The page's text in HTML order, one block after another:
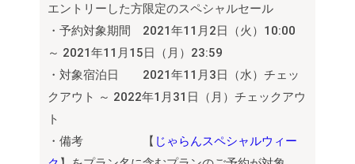
エントリーした方限定のスペシャルセール
・予約対象期間 2021年11月2日（火）10:00
～ 2021年11月15日（月）23:59
・対象宿泊日 2021年11月3日（水）チェッ
クアウト ～ 2022年1月31日（月）チェックアウ
ト
・備考 【 じゃらんスペシャルウィー